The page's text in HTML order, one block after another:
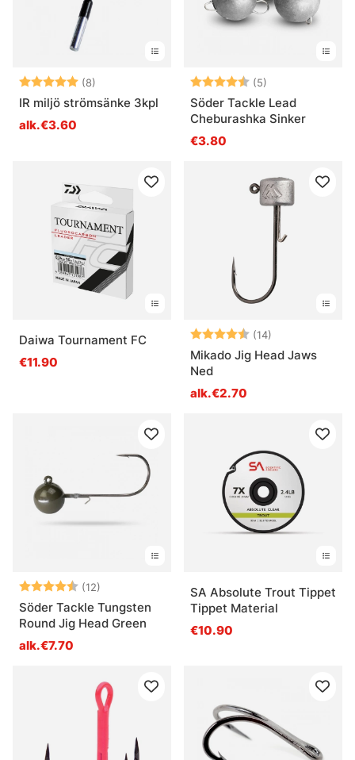
Arvio: (8)
5.0 5:sta tähdestä
IR miljö strömsänke 3kpl
alk.€3.60
Arvio: (5)
Söder Tackle Lead
Cheburashka Sinker
€3.80
Daiwa Tournament FC
€11.90
Arvio: (14)
Mikado Jig Head Jaws
Ned
alk.€2.70
Arvio: (12)
4.2 5:sta tähdestä
Söder Tackle Tungsten
Round Jig Head Green
alk.€7.70
SA Absolute Trout Tippet
Tippet Material
€10.90